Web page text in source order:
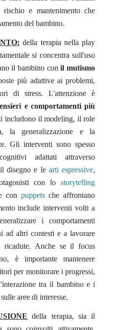
e mantenimento che
del bambino.
della terapia nella play
si concentra sull'uso
il bambino conil mutismo
più adattive ai problemi,
di stress. L'attenzione è
e comportamenti più
includono il modeling, il role
la generalizzazione e la
Gli interventi sono spesso
adattati attraverso
disegno e le arti espressive,
con lostorytelling
con puppetsche affrontano
include interventi volti a
i comportamenti
ad altri contesti e a lavorare
ricadute. Anche se il focus
è importante mantenere
per monitorare i progressi,
tra il bambino e i
aree di interesse.
della terapia, sia il